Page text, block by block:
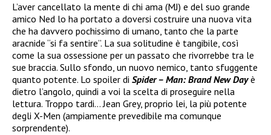
L’aver cancellato la mente di chi ama (MJ) e del suo grande
amico Ned lo ha portato a doversi costruire una nuova vita
che ha davvero pochissimo di umano, tanto che la parte
aracnide “si fa sentire”. La sua solitudine è tangibile, così
come la sua ossessione per un passato che rivorrebbe tra le
sue braccia. Sullo sfondo, un nuovo nemico, tanto sfuggente
quanto potente. Lo spoiler di Spider – Man: Brand New Dayè
dietro l’angolo, quindi a voi la scelta di proseguire nella
lettura. Troppo tardi… Jean Grey, proprio lei, la più potente
degli X-Men (ampiamente prevedibile ma comunque
sorprendente).